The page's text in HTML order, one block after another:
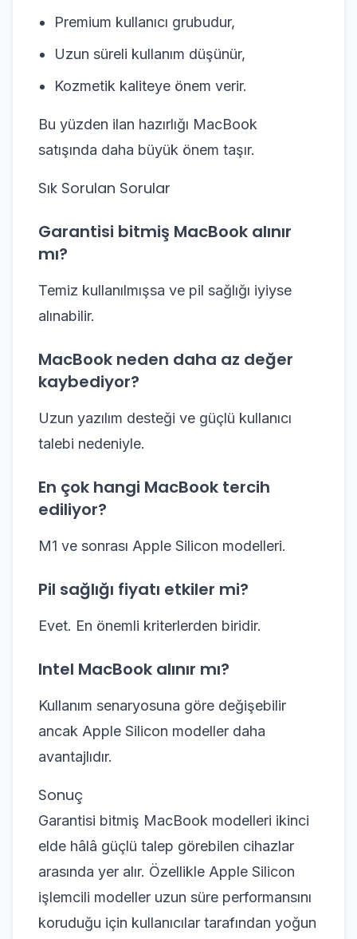
Premium kullanıcı grubudur,
Uzun süreli kullanım düşünür,
Kozmetik kaliteye önem verir.
Bu yüzden ilan hazırlığı MacBook
satışında daha büyük önem taşır.
Sık Sorulan Sorular
Garantisi bitmiş MacBook alınır
mı?
Temiz kullanılmışsa ve pil sağlığı iyiyse
alınabilir.
MacBook neden daha az değer
kaybediyor?
Uzun yazılım desteği ve güçlü kullanıcı
talebi nedeniyle.
En çok hangi MacBook tercih
ediliyor?
M1 ve sonrası Apple Silicon modelleri.
Pil sağlığı fiyatı etkiler mi?
Evet. En önemli kriterlerden biridir.
Intel MacBook alınır mı?
Kullanım senaryosuna göre değişebilir
ancak Apple Silicon modeller daha
avantajlıdır.
Sonuç
Garantisi bitmiş MacBook modelleri ikinci
elde hâlâ güçlü talep görebilen cihazlar
arasında yer alır. Özellikle Apple Silicon
işlemcili modeller uzun süre performansını
koruduğu için kullanıcılar tarafından yoğun